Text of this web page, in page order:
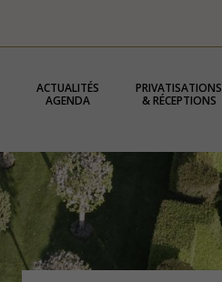
ACTUALITÉS
AGENDA
PRIVATISATIONS
& RÉCEPTIONS